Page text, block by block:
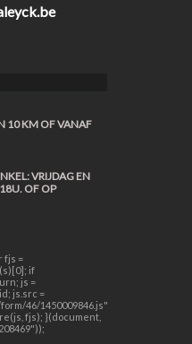
10 KM OF VANAF
VRIJDAG EN
OF OP
fjs =
if
js =
js.src =
46/1450009846.js";
fjs); }(document,